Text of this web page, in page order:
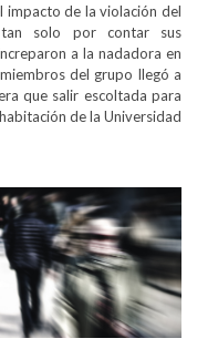
impacto de la violación del
tan solo por contar sus
a la nadadora en
del grupo llegó a
que salir escoltada para
de la Universidad